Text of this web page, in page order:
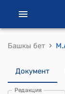
Башкы бет ›
Документ
Редакция